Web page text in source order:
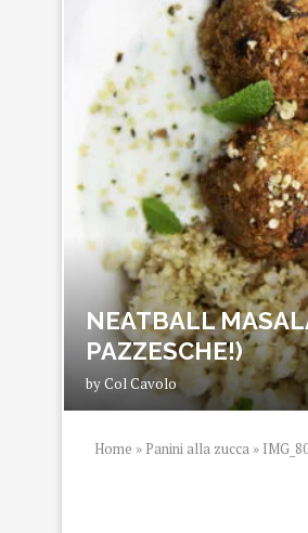
NEATBALL
PAZZESCHE!)
byCol Cavolo
Home » Panini alla zucca »